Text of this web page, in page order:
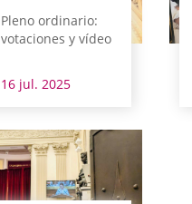
Pleno ordinario:
votaciones y vídeo
16 jul. 2025